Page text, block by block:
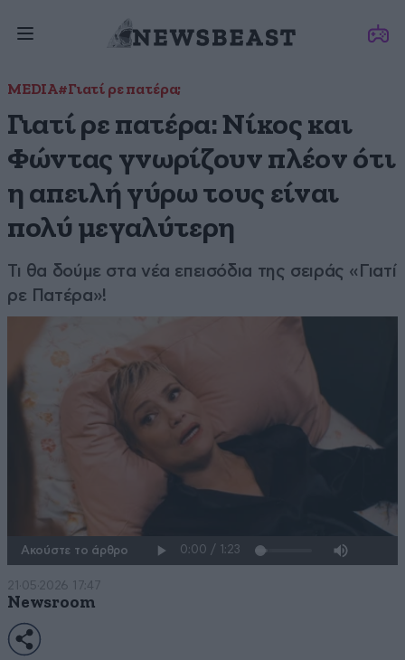
MEDIA#Γιατί ρε πατέρα;
Γιατί ρε πατέρα: Νίκος και
Φώντας γνωρίζουν πλέον ότι
η απειλή γύρω τους είναι
πολύ μεγαλύτερη
Τι θα δούμε στα νέα επεισόδια της σειράς «Γιατί
ρε Πατέρα»!
Ακούστε το άρθρο
21·05·2026 17:47
Newsroom